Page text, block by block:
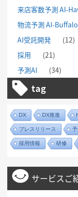
来店客数予測 AI-
物流予測 AI-
AI受託開発
(12)
採用
(21)
予測AI
(34)
tag
DX DX推進
プレスリリース
採用情報 研修
サービスご